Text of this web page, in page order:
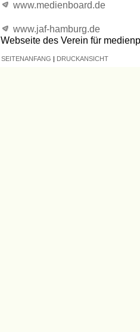
www.medienboard.de
www.jaf-hamburg.de
Webseite des Verein für
SEITENANFANG DRUCKANSICHT